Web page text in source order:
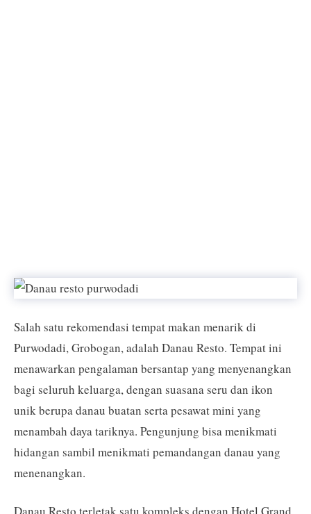
Salah satu rekomendasi tempat makan menarik di
Purwodadi, Grobogan, adalah Danau Resto. Tempat ini
menawarkan pengalaman bersantap yang menyenangkan
bagi seluruh keluarga, dengan suasana seru dan ikon
unik berupa danau buatan serta pesawat mini yang
menambah daya tariknya. Pengunjung bisa menikmati
hidangan sambil menikmati pemandangan danau yang
menenangkan.